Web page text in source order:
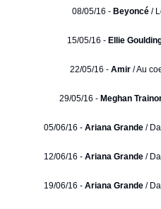
08/05/16 - Beyoncé /
15/05/16 - Ellie
22/05/16 - Amir / Au
29/05/16 - Meghan
05/06/16 - Ariana Grande /
12/06/16 - Ariana Grande /
19/06/16 - Ariana Grande /